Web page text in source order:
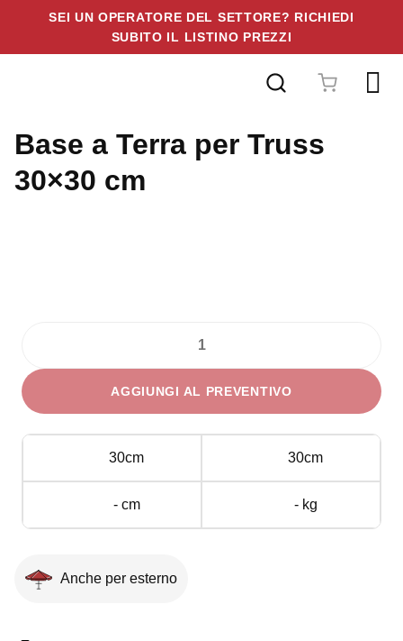
SEI UN OPERATORE DEL SETTORE? RICHIEDI
SUBITO IL LISTINO PREZZI
Base a Terra per Truss
30×30 cm
Base
Terra
cm
AGGIUNGI AL PREVENTIVO
30cm 30cm
- cm - kg
Anche per esterno